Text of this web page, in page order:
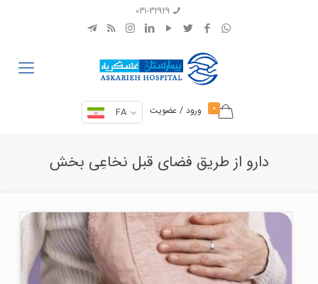
031-32929
0 ورود / عضویت FA
دارو از طریق فضای قبل نخاعِی بخش